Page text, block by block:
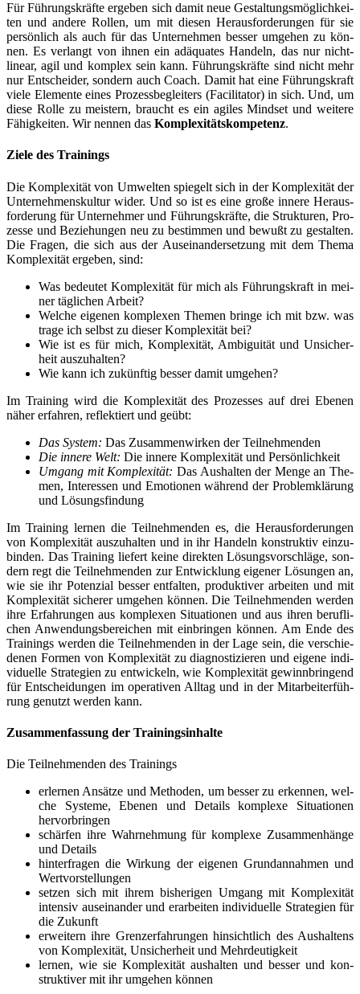
Für Füh­rungs­kräf­te erge­ben sich damit neue Gestal­tungs­mög­lich­kei­
ten und ande­re Rol­len, um mit die­sen Her­aus­for­de­run­gen für sie
per­sön­lich als auch für das Unter­nehmen bes­ser umge­hen zu kön­
nen. Es ver­langt von ihnen ein adäqua­tes Han­deln, das nur nicht-
line­ar, agil und kom­plex sein kann. Füh­rungs­kräf­te sind nicht mehr
nur Ent­schei­der, son­dern auch Coach. Damit hat eine Füh­rungs­kraft
vie­le Ele­men­te eines Pro­zess­be­glei­ters (Faci­li­ta­tor) in sich. Und, um
die­se Rol­le zu meis­tern, braucht es ein agi­les Mind­set und wei­te­re
Fähig­kei­ten. Wir nen­nen das Kom­ple­xi­täts­kom­pe­tenz.
Zie­le des Trainings
Die Kom­ple­xi­tät von Umwel­ten spie­gelt sich in der Kom­ple­xi­tät der
Unter­neh­mens­kul­tur wider. Und so ist es eine gro­ße inne­re Her­aus­
for­de­rung für Unter­neh­mer und Füh­rungs­kräf­te, die Struk­tu­ren, Pro­
zes­se und Bezie­hun­gen neu zu bestim­men und bewußt zu gestal­ten.
Die Fra­gen, die sich aus der Aus­ein­an­der­set­zung mit dem The­ma
Kom­ple­xi­tät erge­ben, sind:
Was bedeu­tet Kom­ple­xi­tät für mich als Füh­rungs­kraft in mei­
ner täg­li­chen Arbeit?
Wel­che eige­nen kom­ple­xen The­men brin­ge ich mit bzw. was
tra­ge ich selbst zu die­ser Kom­ple­xi­tät bei?
Wie ist es für mich, Kom­ple­xi­tät, Ambi­gui­tät und Unsi­cher­
heit auszuhalten?
Wie kann ich zukünf­tig bes­ser damit umgehen?
Im Trai­ning wird die Kom­ple­xi­tät des Pro­zes­ses auf drei Ebe­nen
näher erfah­ren, reflek­tiert und geübt:
Das Sys­tem: Das Zusam­men­wir­ken der Teilnehmenden
Die inne­re Welt: Die inne­re Kom­ple­xi­tät und Persönlichkeit
Umgang mit Kom­ple­xi­tät: Das Aus­hal­ten der Men­ge an The­
men, Inter­es­sen und Emo­tio­nen wäh­rend der Pro­blem­klä­rung
und Lösungsfindung
Im Trai­ning ler­nen die Teil­neh­men­den es, die Her­aus­for­de­run­gen
von Kom­ple­xi­tät aus­zu­hal­ten und in ihr Han­deln kon­struk­tiv ein­zu­
bin­den. Das Trai­ning lie­fert kei­ne direk­ten Lösungs­vor­schlä­ge, son­
dern regt die Teil­neh­men­den zur Ent­wick­lung eige­ner Lösun­gen an,
wie sie ihr Poten­zi­al bes­ser ent­fal­ten, pro­duk­ti­ver arbei­ten und mit
Kom­ple­xi­tät siche­rer umge­hen kön­nen. Die Teil­neh­men­den wer­den
ihre Erfah­run­gen aus kom­ple­xen Situa­tio­nen und aus ihren beruf­li­
chen Anwen­dungs­be­rei­chen mit ein­brin­gen kön­nen. Am Ende des
Trai­nings wer­den die Teil­neh­men­den in der Lage sein, die ver­schie­
de­nen For­men von Kom­ple­xi­tät zu dia­gnos­ti­zie­ren und eige­ne indi­
vi­du­el­le Stra­te­gien zu ent­wi­ckeln, wie Kom­ple­xi­tät gewinn­brin­gend
für Ent­schei­dun­gen im ope­ra­ti­ven All­tag und in der Mit­ar­bei­ter­füh­
rung genutzt wer­den kann.
Zusam­men­fas­sung der Trainingsinhalte
Die Teil­neh­men­den des Trainings
erler­nen Ansät­ze und Metho­den, um bes­ser zu erken­nen, wel­
che Sys­te­me, Ebe­nen und Details kom­ple­xe Situa­tio­nen
hervorbringen
schär­fen ihre Wahr­neh­mung für kom­ple­xe Zusam­men­hän­ge
und Details
hin­ter­fra­gen die Wir­kung der eige­nen Grund­an­nah­men und
Wertvorstellungen
set­zen sich mit ihrem bis­he­ri­gen Umgang mit Kom­ple­xi­tät
inten­siv aus­ein­an­der und erar­bei­ten indi­vi­du­el­le Stra­te­gien für
die Zukunft
erwei­tern ihre Grenz­erfah­run­gen hin­sicht­lich des Aus­hal­tens
von Kom­ple­xi­tät, Unsi­cher­heit und Mehrdeutigkeit
ler­nen, wie sie Kom­ple­xi­tät aus­hal­ten und bes­ser und kon­
struk­ti­ver mit ihr umge­hen können